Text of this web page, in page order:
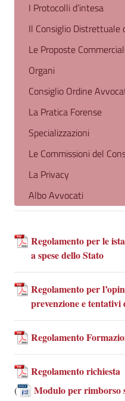
I Protocolli d’intesa
Il Consiglio Distrettuale
Le Proposte
Organi
Consiglio Ordine
La Pratica Forense
Specializzazioni
Le Commissioni del
La Privacy
Albo Avvocati
Regolamento per le
a spese dello Stato
Regolamento per
prevenzione e tentativi
Regolamento
Regolamento richiesta
(
Modulo per rimborso